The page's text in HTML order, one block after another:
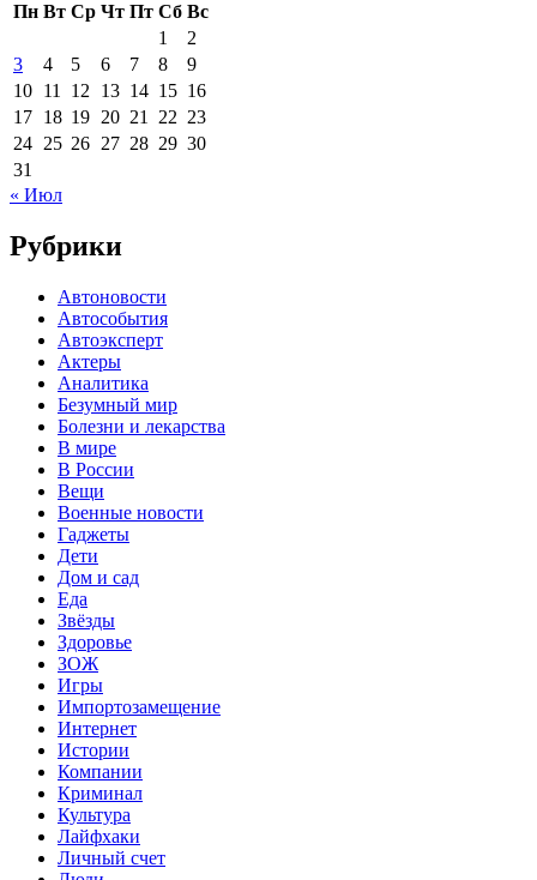
Пн Вт Ср Чт Пт Сб Вс
1
2
3
4 5 6 7 8
9
10 11 12 13 14 15 16
17 18 19 20 21 22 23
24 25 26 27 28 29 30
31
« Июл
Рубрики
Автоновости
Автособытия
Автоэксперт
Актеры
Аналитика
Безумный мир
Болезни и лекарства
В мире
В России
Вещи
Военные новости
Гаджеты
Дети
Дом и сад
Еда
Звёзды
Здоровье
ЗОЖ
Игры
Импортозамещение
Интернет
Истории
Компании
Криминал
Культура
Лайфхаки
Личный счет